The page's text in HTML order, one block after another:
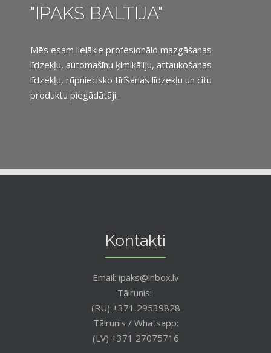
"IPAKS BALTIJA"
Mēs esam lielākie profesionālo mazgāšanas
līdzekļu, automašīnu ķimikāliju, attaukošanas
līdzekļu, rūpniecisko tīrīšanas līdzekļu un citu
produktu piegādātāji.
Kontakti
Email: ipaks@inbox.lv
Tālrunis:
(RU) +371 29539828
Tālrunis / Whatsapp:
(LV) +371 27075716